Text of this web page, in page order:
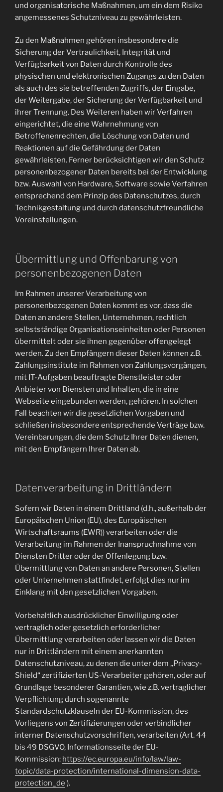
und organisatorische Maßnahmen, um ein dem Risiko
angemessenes Schutzniveau zu gewährleisten.
Zu den Maßnahmen gehören insbesondere die
Sicherung der Vertraulichkeit, Integrität und
Verfügbarkeit von Daten durch Kontrolle des
physischen und elektronischen Zugangs zu den Daten
als auch des sie betreffenden Zugriffs, der Eingabe,
der Weitergabe, der Sicherung der Verfügbarkeit und
ihrer Trennung. Des Weiteren haben wir Verfahren
eingerichtet, die eine Wahrnehmung von
Betroffenenrechten, die Löschung von Daten und
Reaktionen auf die Gefährdung der Daten
gewährleisten. Ferner berücksichtigen wir den Schutz
personenbezogener Daten bereits bei der Entwicklung
bzw. Auswahl von Hardware, Software sowie Verfahren
entsprechend dem Prinzip des Datenschutzes, durch
Technikgestaltung und durch datenschutzfreundliche
Voreinstellungen.
Übermittlung und Offenbarung von
personenbezogenen Daten
Im Rahmen unserer Verarbeitung von
personenbezogenen Daten kommt es vor, dass die
Daten an andere Stellen, Unternehmen, rechtlich
selbstständige Organisationseinheiten oder Personen
übermittelt oder sie ihnen gegenüber offengelegt
werden. Zu den Empfängern dieser Daten können z.B.
Zahlungsinstitute im Rahmen von Zahlungsvorgängen,
mit IT-Aufgaben beauftragte Dienstleister oder
Anbieter von Diensten und Inhalten, die in eine
Webseite eingebunden werden, gehören. In solchen
Fall beachten wir die gesetzlichen Vorgaben und
schließen insbesondere entsprechende Verträge bzw.
Vereinbarungen, die dem Schutz Ihrer Daten dienen,
mit den Empfängern Ihrer Daten ab.
Datenverarbeitung in Drittländern
Sofern wir Daten in einem Drittland (d.h., außerhalb der
Europäischen Union (EU), des Europäischen
Wirtschaftsraums (EWR)) verarbeiten oder die
Verarbeitung im Rahmen der Inanspruchnahme von
Diensten Dritter oder der Offenlegung bzw.
Übermittlung von Daten an andere Personen, Stellen
oder Unternehmen stattfindet, erfolgt dies nur im
Einklang mit den gesetzlichen Vorgaben.
Vorbehaltlich ausdrücklicher Einwilligung oder
vertraglich oder gesetzlich erforderlicher
Übermittlung verarbeiten oder lassen wir die Daten
nur in Drittländern mit einem anerkannten
Datenschutzniveau, zu denen die unter dem „Privacy-
Shield“ zertifizierten US-Verarbeiter gehören, oder auf
Grundlage besonderer Garantien, wie z.B. vertraglicher
Verpflichtung durch sogenannte
Standardschutzklauseln der EU-Kommission, des
Vorliegens von Zertifizierungen oder verbindlicher
interner Datenschutzvorschriften, verarbeiten (Art. 44
bis 49 DSGVO, Informationsseite der EU-
Kommission: https://ec.europa.eu/info/law/law-
topic/data-protection/international-dimension-data-
protection_de ).